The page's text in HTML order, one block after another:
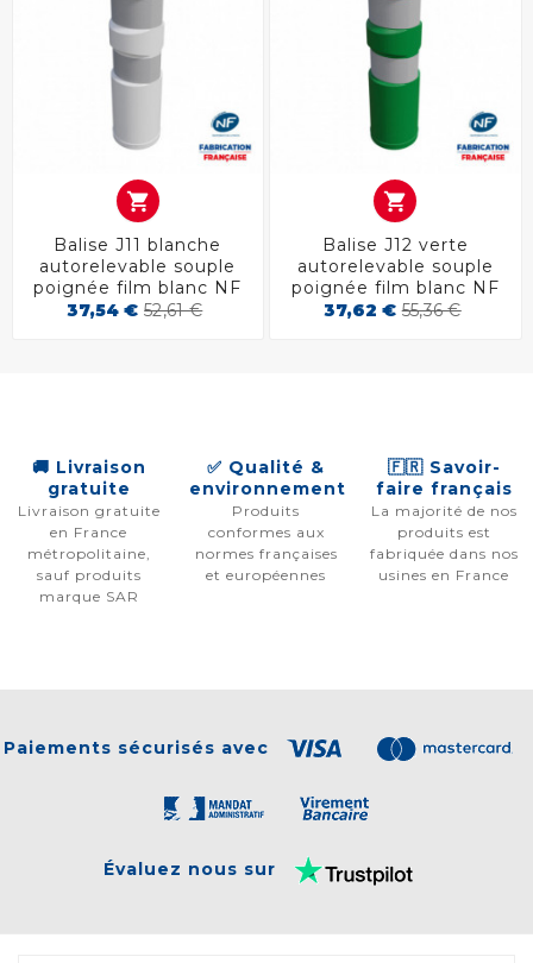

Balise J11 blanche
autorelevable souple
poignée film blanc NF
37,54 € 52,61 €

Balise J12 verte
autorelevable souple
poignée film blanc NF
37,62 € 55,36 €
🚚 Livraison
gratuite
Livraison gratuite
en France
métropolitaine,
sauf produits
marque SAR
✅ Qualité &
environnement
Produits
conformes aux
normes françaises
et européennes
🇫🇷 Savoir-
faire français
La majorité de nos
produits est
fabriquée dans nos
usines en France
Paiements sécurisés avec
Évaluez nous sur